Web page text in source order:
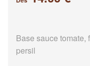
Base sauce tomate,
persil